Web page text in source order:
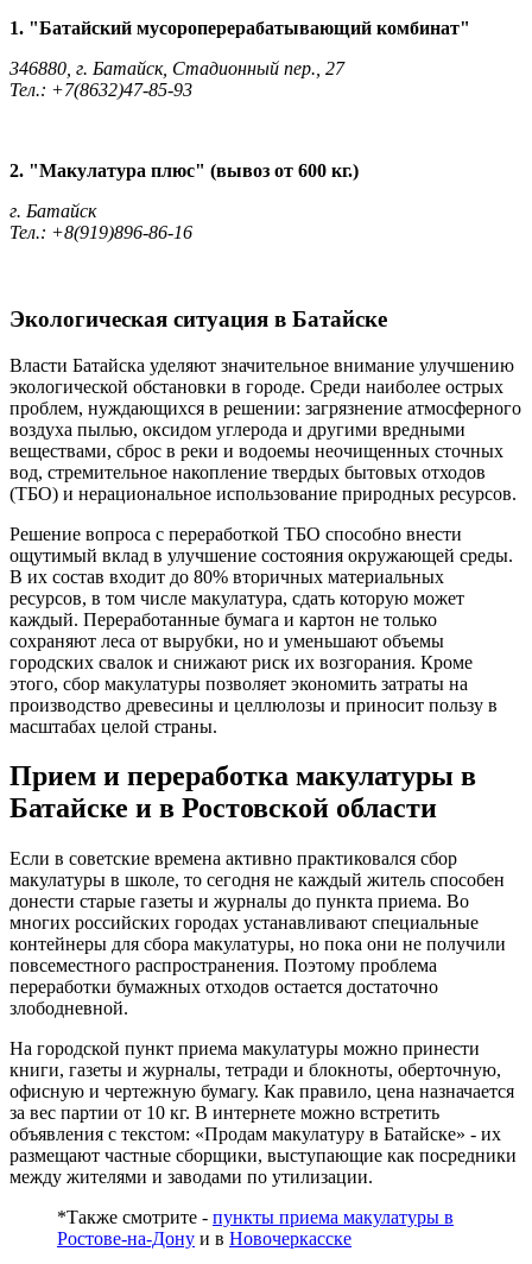
1. "Батайский мусороперерабатывающий комбинат"
346880, г. Батайск, Стадионный пер., 27
Тел.: +7(8632)47-85-93
2. "Макулатура плюс" (вывоз от 600 кг.)
г. Батайск
Тел.: +8(919)896-86-16
Экологическая ситуация в Батайске
Власти Батайска уделяют значительное внимание улучшению
экологической обстановки в городе. Среди наиболее острых
проблем, нуждающихся в решении: загрязнение атмосферного
воздуха пылью, оксидом углерода и другими вредными
веществами, сброс в реки и водоемы неочищенных сточных
вод, стремительное накопление твердых бытовых отходов
(ТБО) и нерациональное использование природных ресурсов.
Решение вопроса с переработкой ТБО способно внести
ощутимый вклад в улучшение состояния окружающей среды.
В их состав входит до 80% вторичных материальных
ресурсов, в том числе макулатура, сдать которую может
каждый. Переработанные бумага и картон не только
сохраняют леса от вырубки, но и уменьшают объемы
городских свалок и снижают риск их возгорания. Кроме
этого, сбор макулатуры позволяет экономить затраты на
производство древесины и целлюлозы и приносит пользу в
масштабах целой страны.
Прием и переработка макулатуры в
Батайске и в Ростовской области
Если в советские времена активно практиковался сбор
макулатуры в школе, то сегодня не каждый житель способен
донести старые газеты и журналы до пункта приема. Во
многих российских городах устанавливают специальные
контейнеры для сбора макулатуры, но пока они не получили
повсеместного распространения. Поэтому проблема
переработки бумажных отходов остается достаточно
злободневной.
На городской пункт приема макулатуры можно принести
книги, газеты и журналы, тетради и блокноты, оберточную,
офисную и чертежную бумагу. Как правило, цена назначается
за вес партии от 10 кг. В интернете можно встретить
объявления с текстом: «Продам макулатуру в Батайске» - их
размещают частные сборщики, выступающие как посредники
между жителями и заводами по утилизации.
*Также смотрите - пункты приема макулатуры в
Ростове-на-Дону и в Новочеркасске